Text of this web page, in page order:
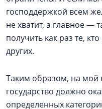
господдержкой всем
не хватит, а главное —
получить как раз те,
других.
Таким образом, на мой
государство должно
определенных